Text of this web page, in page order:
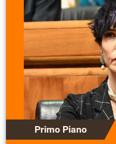
Primo Piano